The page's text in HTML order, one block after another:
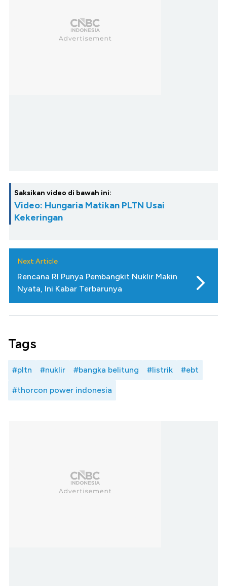
Saksikan video di bawah ini:
Video: Hungaria Matikan PLTN Usai
Kekeringan
Next Article
Rencana RI Punya Pembangkit Nuklir Makin
Nyata, Ini Kabar Terbarunya
Tags
#pltn #nuklir #bangka belitung #listrik #ebt
#thorcon power indonesia